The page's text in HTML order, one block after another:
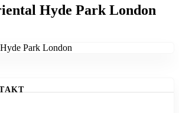
Hyde Park London